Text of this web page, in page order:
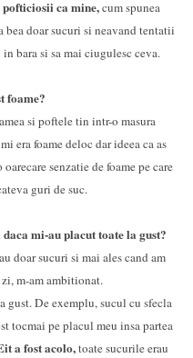
ca mine,cum spunea
bea doar sucuri si neavand tentatii
bara si sa mai ciugulesc ceva.
foame?
si poftele tin intr-o masura
era foame deloc dar ideea ca as
senzatie de foame pe care
guri de suc.
mi-au placut toate la gust?
doar sucuri si mai ales cand am
m-am ambitionat.
gust. De exemplu, sucul cu sfecla
tocmai pe placul meu insa partea
a fost acolo,toate sucurile erau